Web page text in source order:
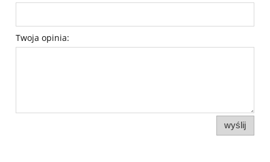
Twoja opinia:
wyślij